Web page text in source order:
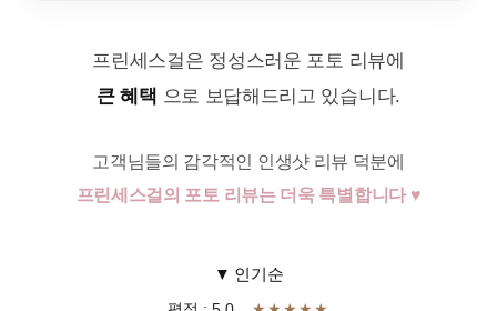
프린세스걸은 정성스러운 포토 리뷰에
큰 혜택 으로 보답해드리고 있습니다.
고객님들의 감각적인 인생샷 리뷰 덕분에
프린세스걸의 포토 리뷰는 더욱 특별합니다 ♥
▼ 인기순